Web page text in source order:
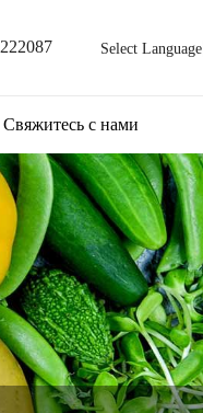
Select Language
Свяжитесь с нами